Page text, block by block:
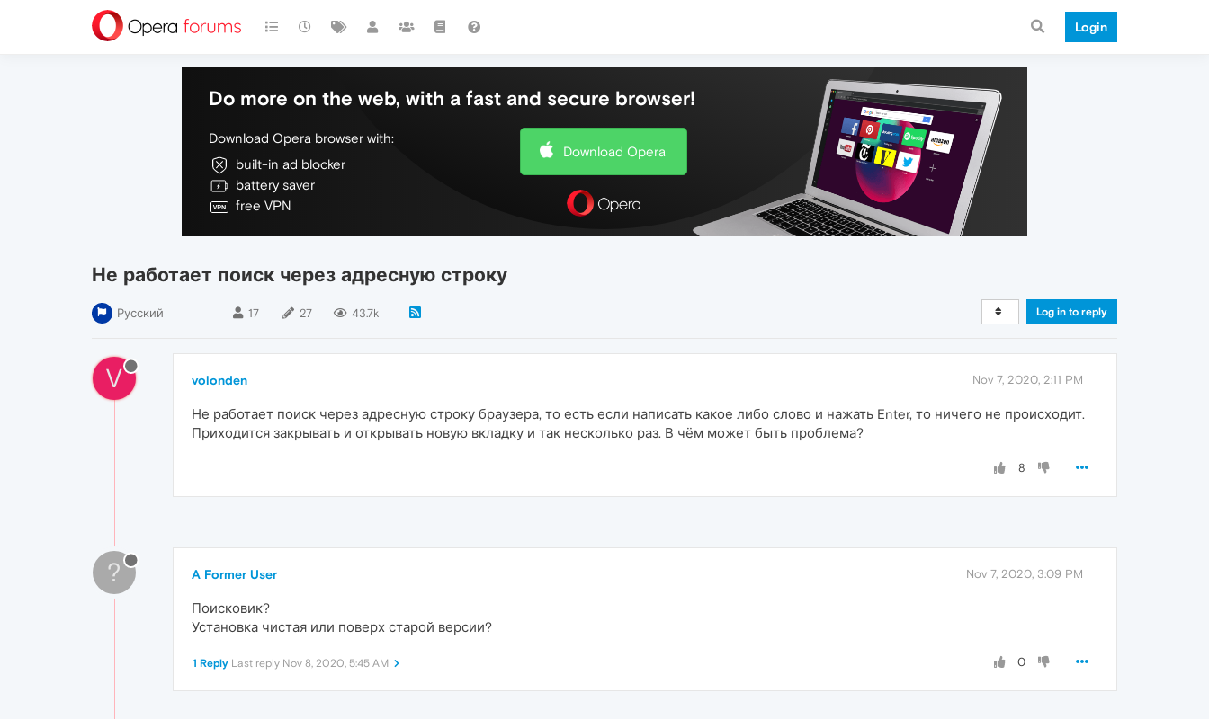
Login
Do more on the web, with a fast and secure browser!
Download Opera browser with:
built-in ad blocker
battery saver
free VPN
Download Opera
Не работает поиск через адресную строку
Русский 17 27 43.7k Log in to reply
V volonden Nov 7, 2020, 2:11 PM
Не работает поиск через адресную строку браузера, то есть если написать какое либо слово и нажать Enter, то ничего не происходит.
Приходится закрывать и открывать новую вкладку и так несколько раз. В чём может быть проблема?
8
? A Former User Nov 7, 2020, 3:09 PM
Поисковик?
Установка чистая или поверх старой версии?
0
1 Reply Last reply Nov 8, 2020, 5:45 AM